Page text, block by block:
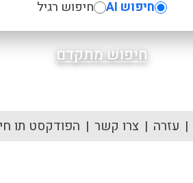
חיפוש AI חיפוש רגיל
חיפוש מתקדם
עזרה צרו קשר הפודקסט תו